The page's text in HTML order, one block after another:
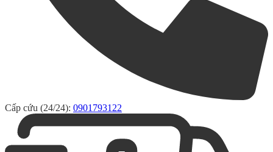
Cấp cứu (24/24): 0901793122